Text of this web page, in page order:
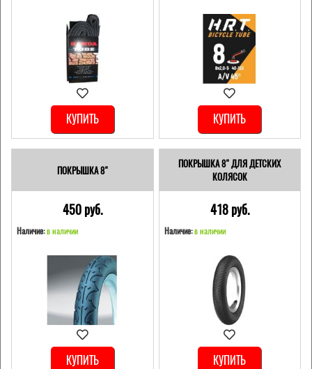
КУПИТЬ КУПИТЬ
ПОКРЫШКА 8"
450 pуб.
Наличие:в наличии
КУПИТЬ
ПОКРЫШКА 8" ДЛЯ ДЕТСКИХ
КОЛЯСОК
418 pуб.
Наличие: в наличии
КУПИТЬ